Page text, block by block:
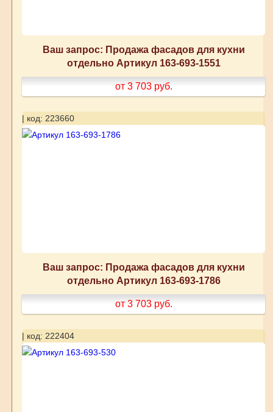
Ваш запрос: Продажа фасадов для кухни
отдельно Артикул 163-693-1551
от 3 703 руб.
| код: 223660
Ваш запрос: Продажа фасадов для кухни
отдельно Артикул 163-693-1786
от 3 703 руб.
| код: 222404